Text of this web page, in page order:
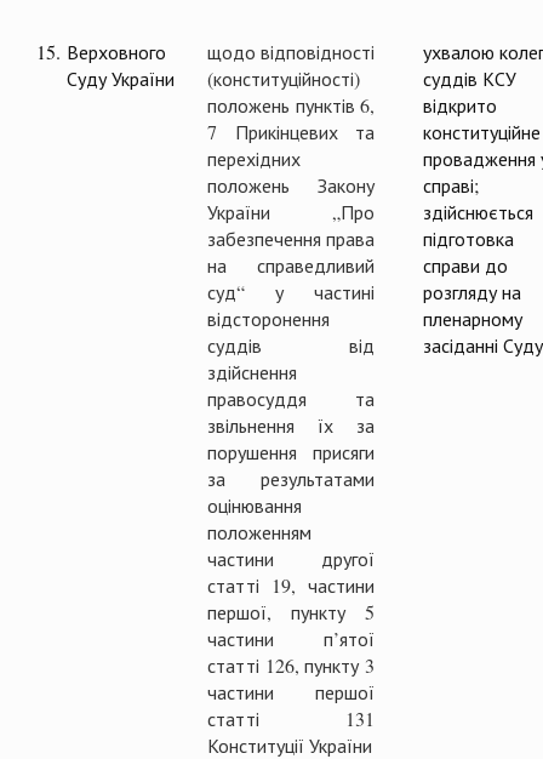
15. Верховного
Суду України
щодо відповідності
(конституційності)
положень пунктів 6,
7 Прикінцевих та
перехідних
положень Закону
України „Про
забезпечення права
на справедливий
суд“ у частині
відсторонення
суддів від
здійснення
правосуддя та
звільнення їх за
порушення присяги
за результатами
оцінювання
положенням
частини другої
статті 19, частини
першої, пункту 5
частини п’ятої
статті 126, пункту 3
частини першої
статті 131
Конституції України
ухвалою
суддів КСУ
відкрито
конституційне
провадження
справі;
здійснюється
підготовка
справи до
розгляду на
пленарному
засіданні Суду